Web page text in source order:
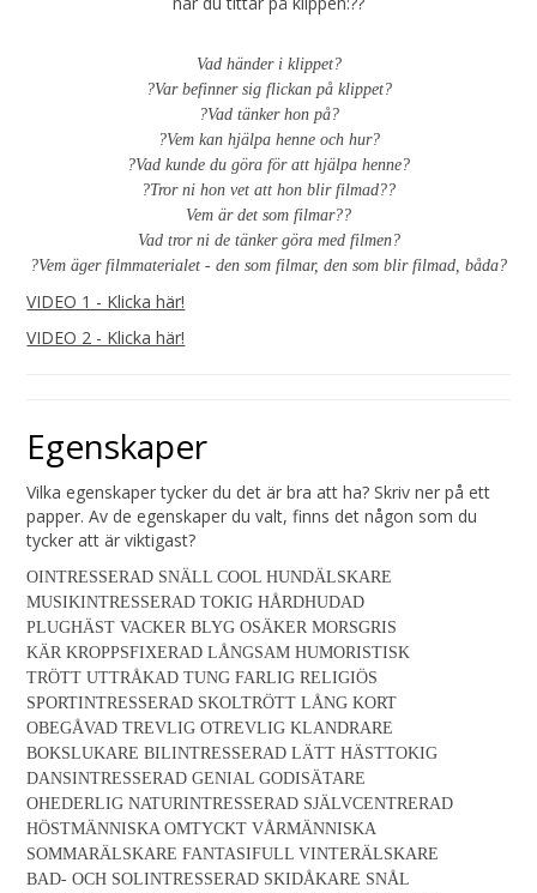
Vad händer i klippet?
?Var befinner sig flickan på klippet?
?Vad tänker hon på?
?Vem kan hjälpa henne och hur?
?Vad kunde du göra för att hjälpa henne?
?Tror ni hon vet att hon blir filmad??
Vem är det som filmar??
Vad tror ni de tänker göra med filmen?
?Vem äger filmmaterialet - den som filmar, den som blir filmad, båda?
VIDEO 1 - Klicka här!
VIDEO 2 - Klicka här!
Egenskaper
Vilka egenskaper tycker du det är bra att ha? Skriv ner på ett
papper. Av de egenskaper du valt, finns det någon som du
tycker att är viktigast?
OINTRESSERAD SNÄLL COOL HUNDÄLSKARE
MUSIKINTRESSERAD TOKIG HÅRDHUDAD
PLUGHÄST VACKER BLYG OSÄKER MORSGRIS
KÄR KROPPSFIXERAD LÅNGSAM HUMORISTISK
TRÖTT UTTRÅKAD TUNG FARLIG RELIGIÖS
SPORTINTRESSERAD SKOLTRÖTT LÅNG KORT
OBEGÅVAD TREVLIG OTREVLIG KLANDRARE
BOKSLUKARE BILINTRESSERAD LÄTT HÄSTTOKIG
DANSINTRESSERAD GENIAL GODISÄTARE
OHEDERLIG NATURINTRESSERAD SJÄLVCENTRERAD
HÖSTMÄNNISKA OMTYCKT VÅRMÄNNISKA
SOMMARÄLSKARE FANTASIFULL VINTERÄLSKARE
BAD- OCH SOLINTRESSERAD SKIDÅKARE SNÅL